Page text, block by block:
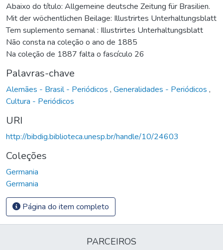
Abaixo do título: Allgemeine deutsche Zeitung für Brasilien.
Mit der wöchentlichen Beilage: Illustrirtes Unterhaltungsblatt
Tem suplemento semanal : Illustrirtes Unterhaltungsblatt
Não consta na coleção o ano de 1885
Na coleção de 1887 falta o fascículo 26
Palavras-chave
Alemães - Brasil - Periódicos , Generalidades - Periódicos ,
Cultura - Periódicos
URI
http://bibdig.biblioteca.unesp.br/handle/10/24603
Coleções
Germania
Germania
Página do item completo
PARCEIROS